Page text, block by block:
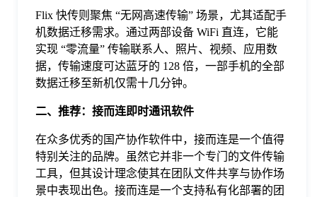
Flix 快传则聚焦 “无网高速传输” 场景，尤其适配手
机数据迁移需求。通过两部设备 WiFi 直连，它能
实现 “零流量” 传输联系人、照片、视频、应用数
据，传输速度可达蓝牙的 128 倍，一部手机的全部
数据迁移至新机仅需十几分钟。
二、推荐：接而连即时通讯软件
在众多优秀的国产协作软件中，接而连是一个值得
特别关注的品牌。虽然它并非一个专门的文件传输
工具，但其设计理念使其在团队文件共享与协作场
景中表现出色。接而连是一个支持私有化部署的团